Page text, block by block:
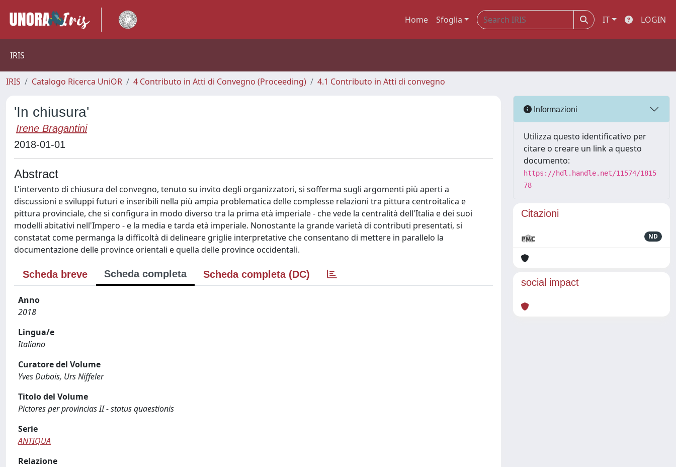
Home Sfoglia IT LOGIN
IRIS
IRIS Catalogo Ricerca UniOR 4 Contributo in Atti di Convegno (Proceeding) 4.1 Contributo in Atti di convegno
'In chiusura'
Irene Bragantini
2018-01-01
Abstract
L'intervento di chiusura del convegno, tenuto su invito degli organizzatori, si sofferma sugli argomenti più aperti a
discussioni e sviluppi futuri e inseribili nella più ampia problematica delle complesse relazioni tra pittura centroitalica e
pittura provinciale, che si configura in modo diverso tra la prima età imperiale - che vede la centralità dell'Italia e dei suoi
modelli abitativi nell'Impero - e la media e tarda età imperiale. Nonostante la grande varietà di contributi presentati, si
constatat come permanga la difficoltà di delineare griglie interpretative che consentano di mettere in parallelo la
documentazione delle province orientali e quella delle province occidentali.
Scheda breve Scheda completa Scheda completa (DC)
Anno
2018
Lingua/e
Italiano
Curatore del Volume
Yves Dubois, Urs Niffeler
Titolo del Volume
Pictores per provincias II - status quaestionis
Serie
ANTIQUA
Relazione
Informazioni
Utilizza questo identificativo per
citare o creare un link a questo
documento:
https://hdl.handle.net/11574/1815
78
Citazioni
ND
social impact